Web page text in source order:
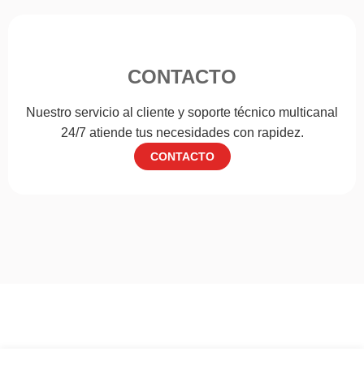
CONTACTO
Nuestro servicio al cliente y soporte técnico multicanal
24/7 atiende tus necesidades con rapidez.
CONTACTO